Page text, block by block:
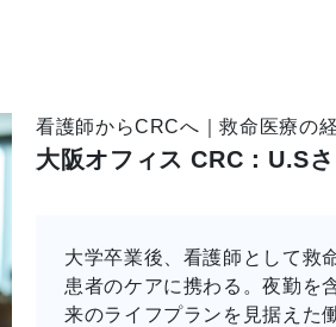
看護師からCRCへ｜救命医療の
大阪オフィス CRC：U.S
大学卒業後、看護師として救
患者のケアに携わる。夜勤を
来のライフプランを見据えた